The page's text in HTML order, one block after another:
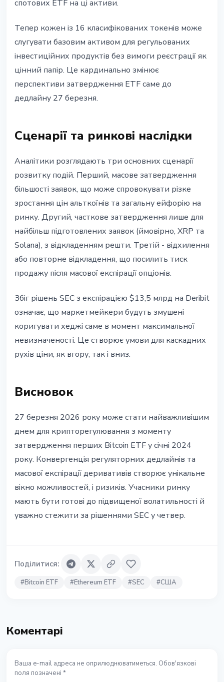
спотових ETF на ці активи.
Тепер кожен із 16 класифікованих токенів може
слугувати базовим активом для регульованих
інвестиційних продуктів без вимоги реєстрації як
цінний папір. Це кардинально змінює
перспективи затвердження ETF саме до
дедлайну 27 березня.
Сценарії та ринкові наслідки
Аналітики розглядають три основних сценарії
розвитку подій. Перший, масове затвердження
більшості заявок, що може спровокувати різке
зростання цін альткоїнів та загальну ейфорію на
ринку. Другий, часткове затвердження лише для
найбільш підготовлених заявок (ймовірно, XRP та
Solana), з відкладенням решти. Третій - відхилення
або повторне відкладення, що посилить тиск
продажу після масової експірації опціонів.
Збіг рішень SEC з експірацією $13,5 млрд на Deribit
означає, що маркетмейкери будуть змушені
коригувати хеджі саме в момент максимальної
невизначеності. Це створює умови для каскадних
рухів ціни, як вгору, так і вниз.
Висновок
27 березня 2026 року може стати найважливішим
днем для крипторегулювання з моменту
затвердження перших Bitcoin ETF у січні 2024
року. Конвергенція регуляторних дедлайнів та
масової експірації деривативів створює унікальне
вікно можливостей, і ризиків. Учасники ринку
мають бути готові до підвищеної волатильності й
уважно стежити за рішеннями SEC у четвер.
Поділитися:
#Bitcoin ETF #Ethereum ETF #SEC #США
Коментарі
Ваша e-mail адреса не оприлюднюватиметься. Обов'язкові
поля позначені *